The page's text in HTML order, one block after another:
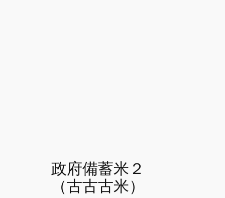
政府備蓄米２
（古古古米）